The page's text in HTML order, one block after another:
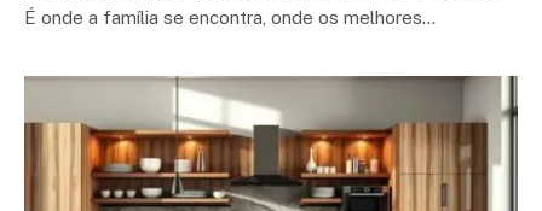
É onde a família se encontra, onde os melhores…